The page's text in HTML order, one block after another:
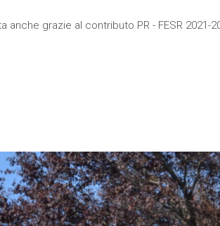
grazie al contributo PR - FESR 2021-